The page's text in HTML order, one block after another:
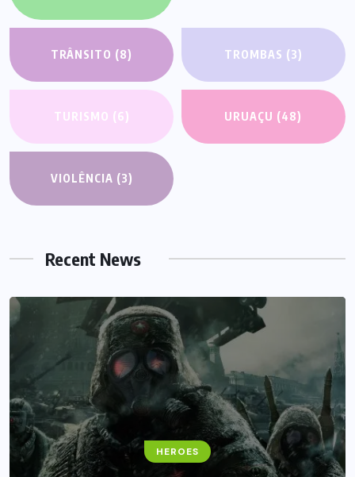
TRÂNSITO (8) TROMBAS (3)
TURISMO (6) URUAÇU (48)
VIOLÊNCIA (3)
Recent News
HEROES
FANTASY